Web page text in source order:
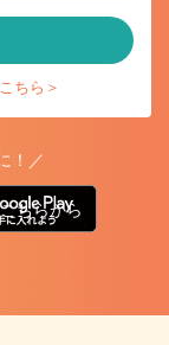
ちら＞
！／
ちらから